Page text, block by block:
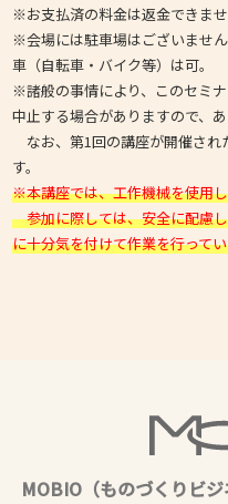
※お支払済の料金は返金できま
※会場には駐車場はございませ
車（自転車・バイク等）は可。
※諸般の事情により、このセミ
中止する場合がありますので、
なお、第1回の講座が開催され
す。
※本講座では、工作機械を使用
参加に際しては、安全に配慮
に十分気を付けて作業を行って
MOBIO（ものづくりビジ